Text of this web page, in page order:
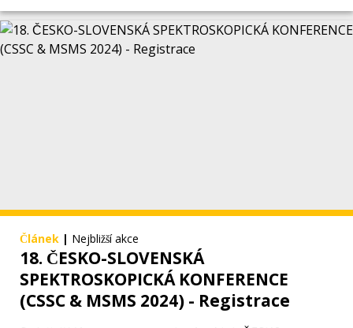
Článek | Nejbližší akce
18. ČESKO-SLOVENSKÁ
SPEKTROSKOPICKÁ KONFERENCE
(CSSC & MSMS 2024) - Registrace